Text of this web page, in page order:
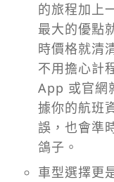
的旅程加上
最大的優點
時價格就清
不用擔心計
App 或官網
據你的航班
誤，也會準
鴿子。
車型選擇更